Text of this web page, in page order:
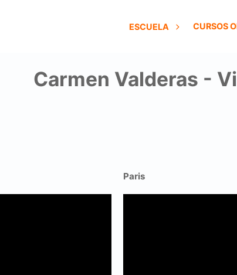
ESCUELA CURSOS
Carmen Valderas -
Paris